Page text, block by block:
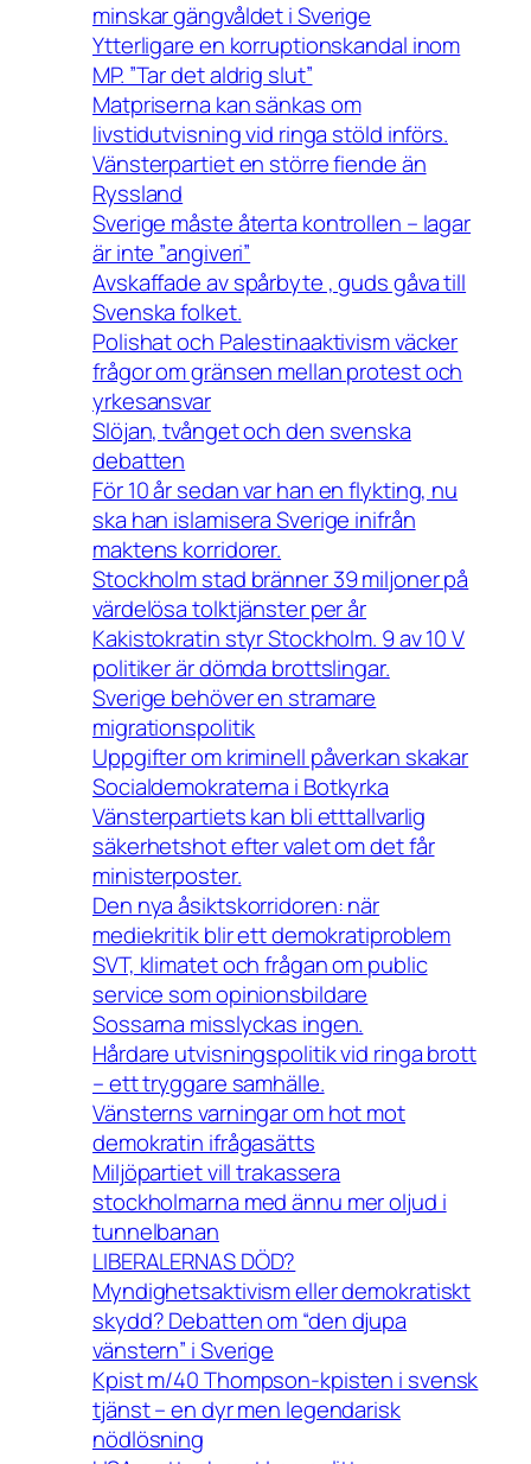
minskar gängvåldet i Sverige
Ytterligare en korruptionskandal inom
MP. ”Tar det aldrig slut”
Matpriserna kan sänkas om
livstidutvisning vid ringa stöld införs.
Vänsterpartiet en större fiende än
Ryssland
Sverige måste återta kontrollen – lagar
är inte ”angiveri”
Avskaffade av spårbyte , guds gåva till
Svenska folket.
Polishat och Palestinaaktivism väcker
frågor om gränsen mellan protest och
yrkesansvar
Slöjan, tvånget och den svenska
debatten
För 10 år sedan var han en flykting, nu
ska han islamisera Sverige inifrån
maktens korridorer.
Stockholm stad bränner 39 miljoner på
värdelösa tolktjänster per år
Kakistokratin styr Stockholm. 9 av 10 V
politiker är dömda brottslingar.
Sverige behöver en stramare
migrationspolitik
Uppgifter om kriminell påverkan skakar
Socialdemokraterna i Botkyrka
Vänsterpartiets kan bli etttallvarlig
säkerhetshot efter valet om det får
ministerposter.
Den nya åsiktskorridoren: när
mediekritik blir ett demokratiproblem
SVT, klimatet och frågan om public
service som opinionsbildare
Sossarna misslyckas ingen.
Hårdare utvisningspolitik vid ringa brott
– ett tryggare samhälle.
Vänsterns varningar om hot mot
demokratin ifrågasätts
Miljöpartiet vill trakassera
stockholmarna med ännu mer oljud i
tunnelbanan
LIBERALERNAS DÖD?
Myndighetsaktivism eller demokratiskt
skydd? Debatten om “den djupa
vänstern” i Sverige
Kpist m/40 Thompson-kpisten i svensk
tjänst – en dyr men legendarisk
nödlösning